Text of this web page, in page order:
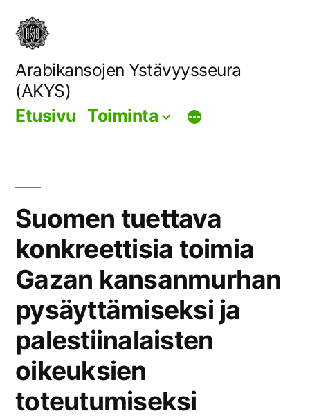
Siirry
sisältöön
Arabikansojen Ystävyysseura
(AKYS)
Etusivu Toiminta
Suomen tuettava
konkreettisia toimia
Gazan kansanmurhan
pysäyttämiseksi ja
palestiinalaisten
oikeuksien
toteutumiseksi